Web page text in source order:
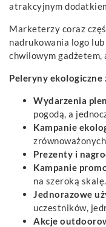
atrakcyjnym
Marketerzy coraz
nadrukowania logo
chwilowym gadżetem,
Peleryny ekologiczne
Wydarzenia
pogodą, a
Kampanie
Prezenty i
Kampanie
na szeroką skalę.
Jednorazowe
uczestników,
Akcje